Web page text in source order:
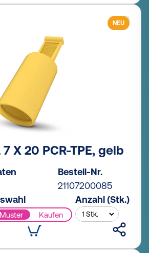
NEU
7 X 20 PCR-TPE, gelb
Bestell-Nr.
21107200085
Muster Kaufen
Anzahl (Stk.)